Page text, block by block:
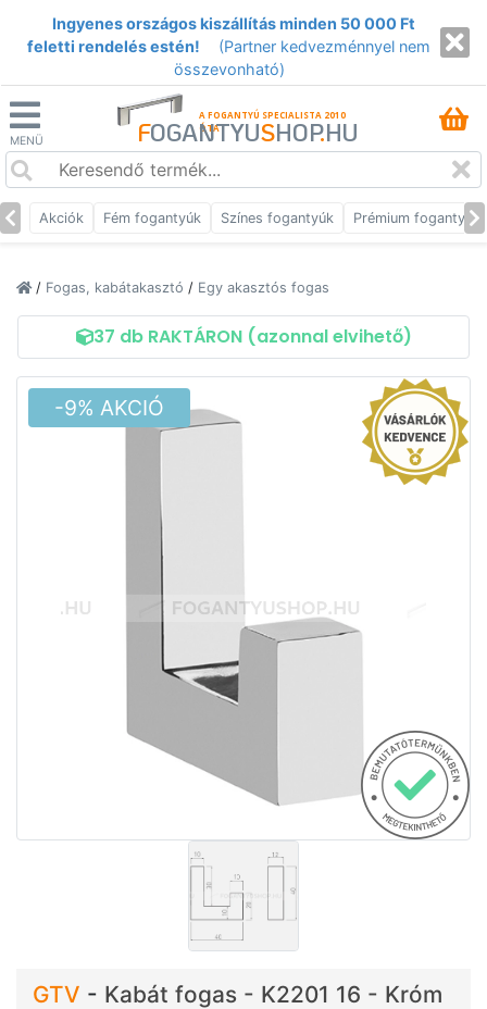
Ingyenes országos kiszállítás minden 50 000 Ft
feletti rendelés estén!
(Partner kedvezménnyel nem
összevonható)
MENÜ
A FOGANTYÚ SPECIALISTA 2010
ÓTA
FOGANTYUSHOP.HU
Akciók Fém fogantyúk Színes fogantyúk Prémium fogantyúk
/ Fogas, kabátakasztó / Egy akasztós fogas
37 db RAKTÁRON (azonnal elvihető)
-9% AKCIÓ
GTV - Kabát fogas - K2201 16 - Króm